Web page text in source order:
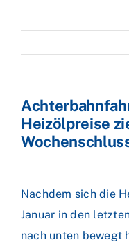
Heizölpreise
Nachdem sich die
Januar in den
nach unten bewegt